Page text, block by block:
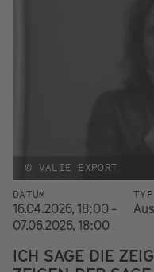
© VALIE EXPORT
DATUM
16.04.2026, 18:00 -
07.06.2026, 18:00
TYP
ICH SAGE DIE